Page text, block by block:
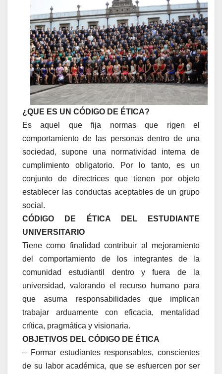
¿QUE ES UN CÓDIGO DE ÉTICA?
Es aquel que fija normas que rigen el
comportamiento de las personas dentro de una
sociedad, supone una normatividad interna de
cumplimiento obligatorio. Por lo tanto, es un
conjunto de directrices que tienen por objeto
establecer las conductas aceptables de un grupo
social.
CÓDIGO DE ÉTICA DEL ESTUDIANTE
UNIVERSITARIO
Tiene como finalidad contribuir al mejoramiento
del comportamiento de los integrantes de la
comunidad estudiantil dentro y fuera de la
universidad, valorando el recurso humano para
que asuma responsabilidades que implican
trabajar arduamente con eficacia, mentalidad
crítica, pragmática y visionaria.
OBJETIVOS DEL CÓDIGO DE ÉTICA
– Formar estudiantes responsables, conscientes
de su labor académica, que se esfuercen por ser